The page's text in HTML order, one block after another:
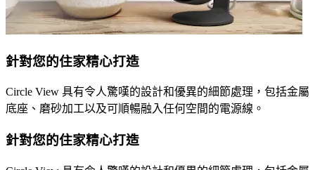
針對您的住家精心打造
Circle View 具有令人驚嘆的設計和優異的細節處理，包括金屬
底座、磨砂加工以及可順暢融入任何空間的電源線。
針對您的住家精心打造